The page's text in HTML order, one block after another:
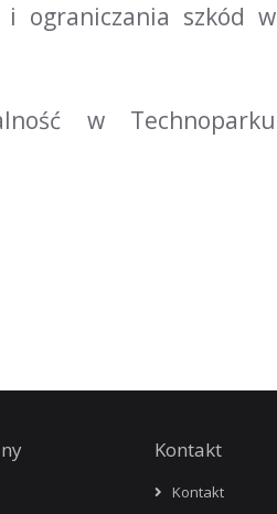
ograniczania szkód w
w Technoparku
Kontakt
Kontakt